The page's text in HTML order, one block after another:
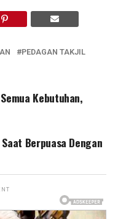
PEDAGAN TAKJIL
Kebutuhan,
Berpuasa Dengan